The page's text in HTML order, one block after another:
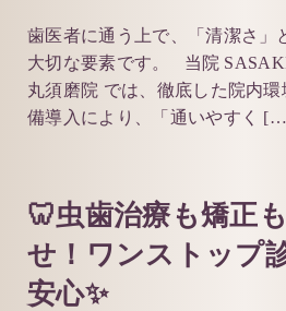
歯医者に通う上で、「清潔さ」
大切な要素です。 当院
丸須磨院 では、徹底した院内
備導入により、「通いやすく
🦷虫歯治療も矯正
せ！ワンストップ
安心✨